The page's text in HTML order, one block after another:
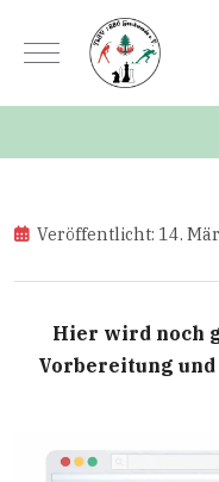
Mobile Menu Toggle
Veröffentlicht: 14.
Hier wird noch
Vorbereitung